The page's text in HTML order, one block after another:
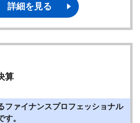
詳細を見る
算
ファイナンスプロフェッショナル
す。